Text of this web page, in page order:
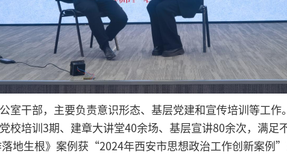
室干部，主要负责意识形态、基层党建和宣传培训等工
培训3期、建章大讲堂40余场、基层宣讲80余次，满足
地生根》案例获“2024年西安市思想政治工作创新案例”